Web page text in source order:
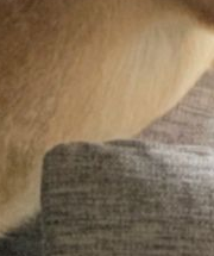
その他のご案内